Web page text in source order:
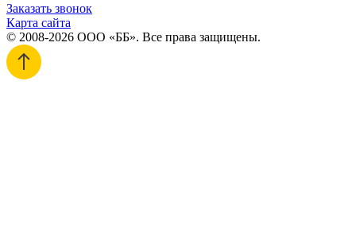
Заказать звонок
Карта сайта
© 2008-2026 ООО «ББ». Все права защищены.